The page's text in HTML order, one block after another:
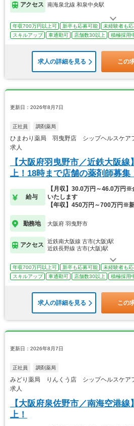
アクセス 南海泉北線 和泉中央駅
年収700万円以上可 新卒も応募可能 未経験者も
スキルアップ
車通勤可 店舗数30以上 積極採用
求人の詳細を見る この
更新日：2026年8月7日
正社員 調剤薬局
ひまわり薬局 羽曳野店 シップヘルスケア
求人
【大阪府羽曳野市／近鉄大阪
上！18時まで店舗の薬剤師募集
給与
【月収】30.0万円～46.0万円
いたします
【年収】450万円～700万円※
勤務地 大阪府 羽曳野市
アクセス
近鉄南大阪線 古市(大阪)駅
近鉄長野線 古市(大阪)駅
年収700万円以上可 新卒も応募可能 未経験者も
スキルアップ
車通勤可 店舗数30以上 積極採用
求人の詳細を見る この
更新日：2026年8月7日
正社員 調剤薬局
みどり薬局 りんくう店 シップヘルスケア
求人
【大阪府泉佐野市／南海空港
上！